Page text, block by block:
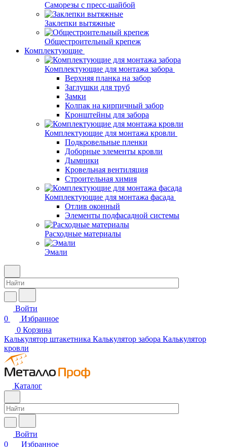
Саморезы с пресс-шайбой
Заклепки вытяжные
Общестроительный крепеж
Комплектующие
Комплектующие для монтажа забора
Верхняя планка на забор
Заглушки для труб
Замки
Колпак на кирпичный забор
Кронштейны для забора
Комплектующие для монтажа кровли
Подкровельные пленки
Доборные элементы кровли
Дымники
Кровельная вентиляция
Строительная химия
Комплектующие для монтажа фасада
Отлив оконный
Элементы подфасадной системы
Расходные материалы
Эмали
Войти
0
Избранное
0 Корзина
Калькулятор штакетника Калькулятор забора Калькулятор
кровли
Каталог
Войти
0
Избранное